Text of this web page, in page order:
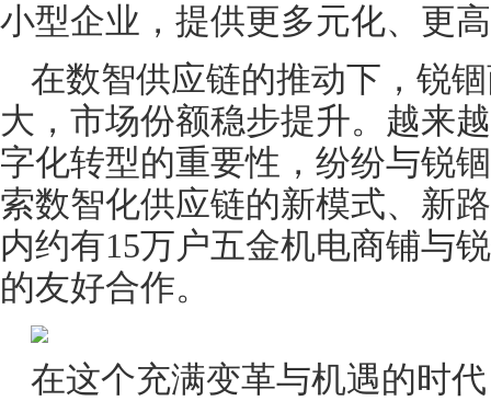
小型企业，提供更多元化、更
在数智供应链的推动下，锐
大，市场份额稳步提升。越来
字化转型的重要性，纷纷与锐
索数智化供应链的新模式、新
内约有15万户五金机电商铺与
的友好合作。
在这个充满变革与机遇的时